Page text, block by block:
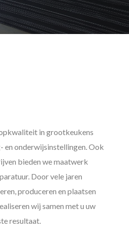
in grootkeukens
en onderwijsinstellingen. Ook
bieden we maatwerk
Door vele jaren
produceren en plaatsen
wij samen met u uw
resultaat.